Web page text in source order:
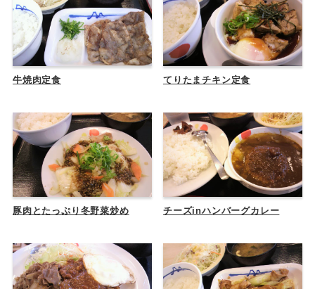
牛焼肉定食 てりたまチキン定食
豚肉とたっぷり冬野菜炒め チーズinハンバーグカレー